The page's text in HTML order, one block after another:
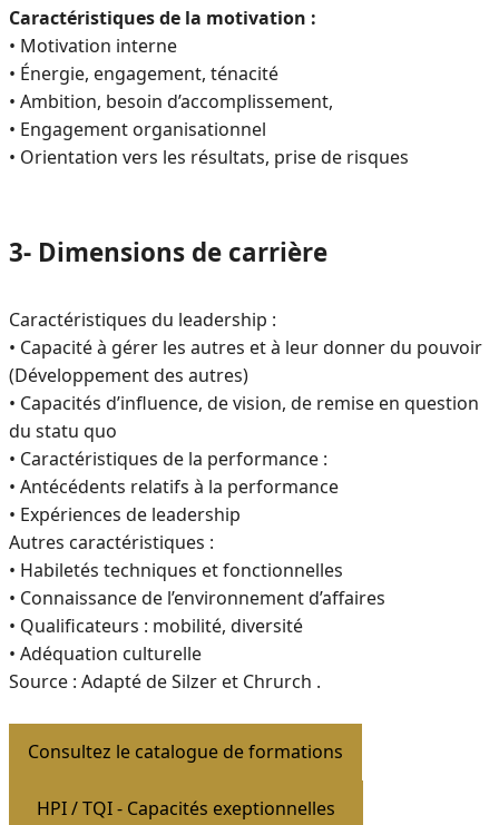
Caractéristiques de la motivation :
• Motivation interne
• Énergie, engagement, ténacité
• Ambition, besoin d’accomplissement,
• Engagement organisationnel
• Orientation vers les résultats, prise de risques
3- Dimensions de carrière
Caractéristiques du leadership :
• Capacité à gérer les autres et à leur donner du pouvoir
(Développement des autres)
• Capacités d’influence, de vision, de remise en question
du statu quo
• Caractéristiques de la performance :
• Antécédents relatifs à la performance
• Expériences de leadership
Autres caractéristiques :
• Habiletés techniques et fonctionnelles
• Connaissance de l’environnement d’affaires
• Qualificateurs : mobilité, diversité
• Adéquation culturelle
Source : Adapté de Silzer et Chrurch .
Consultez le catalogue de formations
HPI / TQI - Capacités exeptionnelles